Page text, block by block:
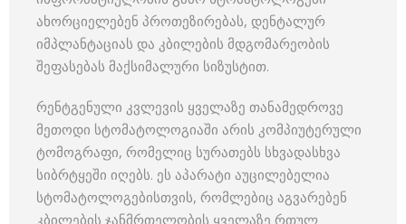
ახორციელებენ პროთეზირებას, დენტალურ
იმპლანტაციას და კბილების მდგომარეობის
შეფასებას მაქსიმალური სიზუსტით.
რენტგენული კვლევის ყველაზე თანამედროვე
მეთოდი სტომატოლოგიაში არის კომპიუტერული
ტომოგრაფი, რომელიც სურათებს სხვადასხვა
სიბრტყეში იღებს. ეს აპარატი აუცილებელია
სტომატოლოგებისთვის, რომლებიც აგვარებენ
კბილების ჯანმრთელობის ყველაზე რთულ